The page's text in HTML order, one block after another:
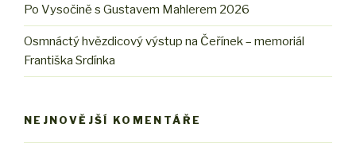
Po Vysočině s Gustavem Mahlerem 2026
Osmnáctý hvězdicový výstup na Čeřínek – memoriál
Františka Srdínka
NEJNOVĚJŠÍ KOMENTÁŘE